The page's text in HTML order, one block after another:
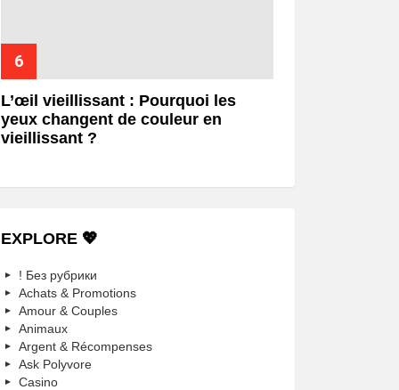
L’œil vieillissant : Pourquoi les
yeux changent de couleur en
vieillissant ?
EXPLORE 💖
! Без рубрики
Achats & Promotions
Amour & Couples
Animaux
Argent & Récompenses
Ask Polyvore
Casino